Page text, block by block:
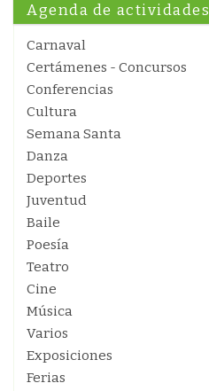
Agenda de actividades
Carnaval
Certámenes - Concursos
Conferencias
Cultura
Semana Santa
Danza
Deportes
Juventud
Baile
Poesía
Teatro
Cine
Música
Varios
Exposiciones
Ferias